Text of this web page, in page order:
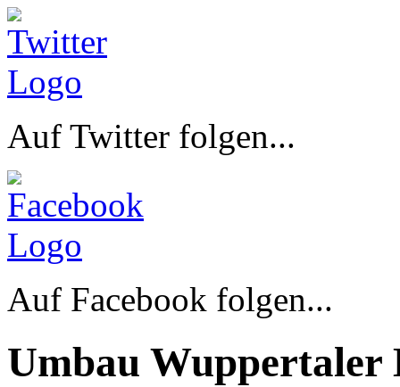
Auf Twitter folgen...
Auf Facebook folgen...
Umbau Wuppertaler